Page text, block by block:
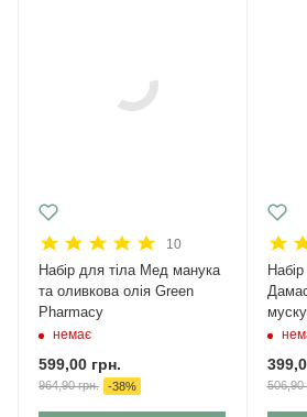
10
Набір для тіла Мед манука
та оливкова олія Green
Pharmacy
немає
599,00 грн.
964,90грн. -38% 506,90